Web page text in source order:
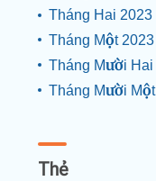
Tháng Hai 2023
Tháng Một 2023
Tháng Mười Hai
Tháng Mười
Thẻ